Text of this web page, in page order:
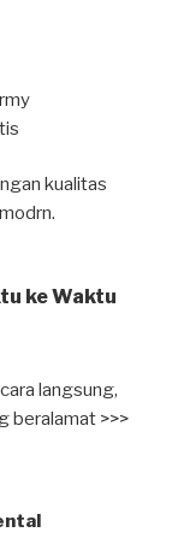
kualitas
ke Waktu
langsung,
beralamat >>>